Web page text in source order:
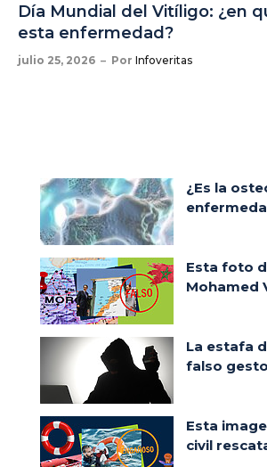
Día Mundial del Vitíligo: ¿en
esta enfermedad?
julio 25, 2026 Por Infoveritas
¿Es la
Esta foto
Mohamed
La estafa
falso
Esta
civil